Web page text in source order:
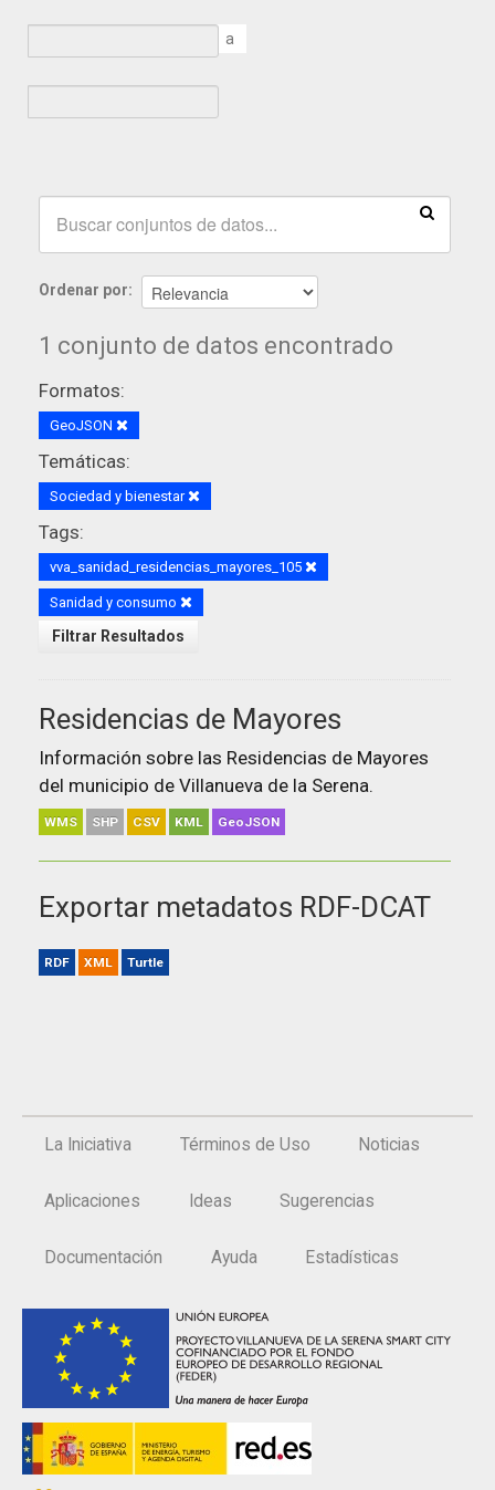
a
Ordenar por
1 conjunto de datos encontrado
Formatos:
GeoJSON
Temáticas:
Sociedad y bienestar
Tags:
vva_sanidad_residencias_mayores_105
Sanidad y consumo
Filtrar Resultados
Residencias de Mayores
Información sobre las Residencias de Mayores
del municipio de Villanueva de la Serena.
WMS SHP CSV KML GeoJSON
Exportar metadatos RDF-DCAT
RDF XML Turtle
La Iniciativa Términos de Uso Noticias
Aplicaciones Ideas Sugerencias
Documentación Ayuda Estadísticas